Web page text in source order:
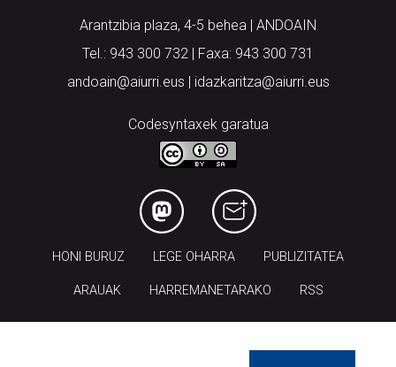
Arantzibia plaza, 4-5 behea | ANDOAIN
Tel.: 943 300 732 | Faxa: 943 300 731
andoain@aiurri.eus | idazkaritza@aiurri.eus
Codesyntaxek garatua
HONI BURUZ LEGE OHARRA PUBLIZITATEA
ARAUAK HARREMANETARAKO RSS